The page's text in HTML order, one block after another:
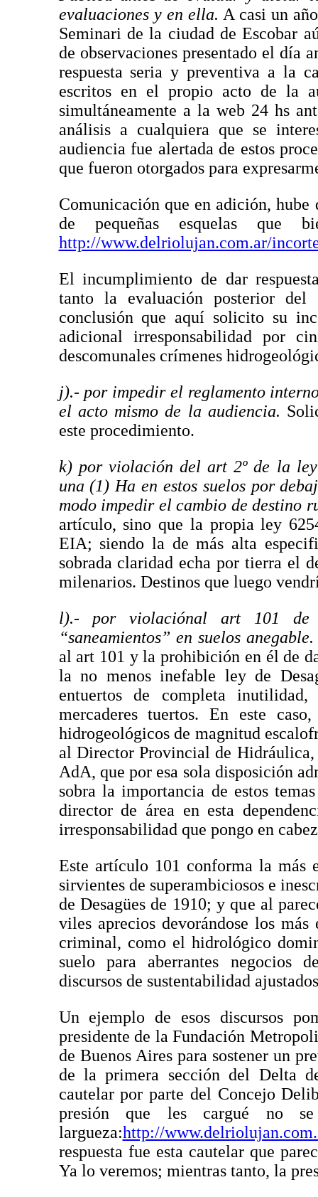
evaluaciones y en ella. A casi un
Seminari de la ciudad de Escobar
de observaciones presentado el día
respuesta seria y preventiva a la
escritos en el propio acto de la
simultáneamente a la web 24 hs
análisis a cualquiera que se
audiencia fue alertada de estos
que fueron otorgados para
Comunicación que en adición, hube
de pequeñas esquelas que
http://www.delriolujan.com.ar/
El incumplimiento de dar
tanto la evaluación posterior del
conclusión que aquí solicito su
adicional irresponsabilidad por
descomunales crímenes
j).- por impedir el reglamento
el acto mismo de la audiencia.
este procedimiento.
k) por violación del art 2º de la ley
una (1) Ha en estos suelos por
modo impedir el cambio de destino
artículo, sino que la propia ley
EIA; siendo la de más alta
sobrada claridad echa por tierra el
milenarios. Destinos que luego
l).- por violaciónal art 101 de
“saneamientos” en suelos anegable.
al art 101 y la prohibición en él de
la no menos inefable ley de
entuertos de completa
mercaderes tuertos. En este
hidrogeológicos de magnitud
al Director Provincial de
AdA, que por esa sola disposición
sobra la importancia de estos
director de área en esta
irresponsabilidad que pongo en
Este artículo 101 conforma la más
sirvientes de superambiciosos e
de Desagües de 1910; y que al
viles aprecios devorándose los
criminal, como el hidrológico
suelo para aberrantes negocios
discursos de sustentabilidad
Un ejemplo de esos discursos
presidente de la Fundación
de Buenos Aires para sostener un
de la primera sección del Delta
cautelar por parte del Concejo
presión que les cargué no
largueza:http://
respuesta fue esta cautelar que
Ya lo veremos; mientras tanto, la